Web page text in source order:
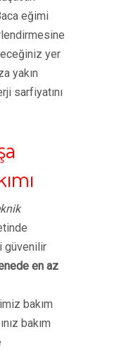
eğimi
yer
yakın
sarfiyatını
güvenilir
en az
bakım
bakım